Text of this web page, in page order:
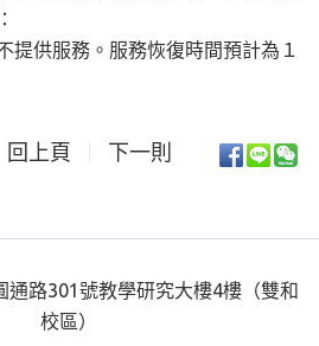
提供服務。服務恢復時間預計為１
回上頁 下一則
通路301號教學研究大樓4樓（雙和
校區）